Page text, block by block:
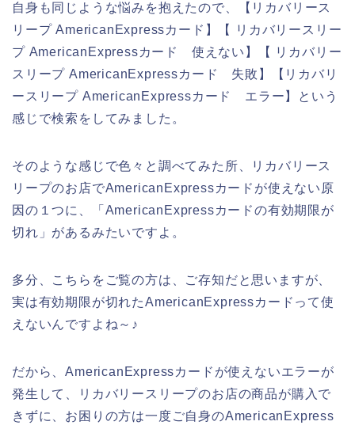
自身も同じような悩みを抱えたので、【リカバリース
リープ AmericanExpressカード】【 リカバリースリー
プ AmericanExpressカード 使えない】【 リカバリー
スリープ AmericanExpressカード 失敗】【リカバリ
ースリープ AmericanExpressカード エラー】という
感じで検索をしてみました。
そのような感じで色々と調べてみた所、リカバリース
リープのお店でAmericanExpressカードが使えない原
因の１つに、「AmericanExpressカードの有効期限が
切れ」があるみたいですよ。
多分、こちらをご覧の方は、ご存知だと思いますが、
実は有効期限が切れたAmericanExpressカードって使
えないんですよね～♪
だから、AmericanExpressカードが使えないエラーが
発生して、リカバリースリープのお店の商品が購入で
きずに、お困りの方は一度ご自身のAmericanExpress